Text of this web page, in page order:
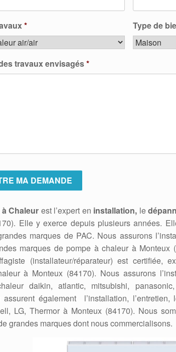
* Type de
travaux envisagés*
Chaleur est l’expert en installation, le
Elle y exerce depuis plusieurs années.
marques de PAC. Nous assurons
marques de pompe à chaleur à Monteux
(installateur/réparateur) est certifiée,
à Monteux (84170). Nous assurons
daikin, atlantic, mitsubishi,
assurent également l’installation,
LG, Thermor à Monteux (84170). Nous
grandes marques dont nous commercialisons.